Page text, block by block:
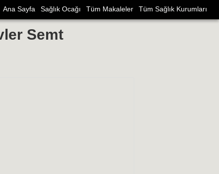
Ana Sayfa Sağlık Ocağı Tüm Makaleler Tüm Sağlık Kurumları
Semt